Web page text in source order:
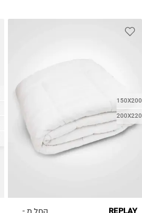
150X200
200X220
החל מ - REPLAY